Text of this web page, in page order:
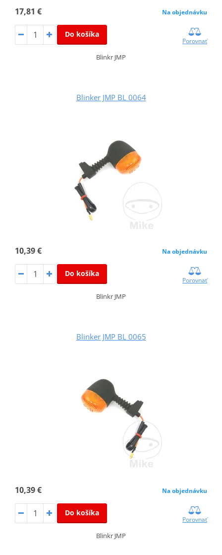
17,81 € Na objednávku
Do košíka
Porovnať
Blinkr JMP
Blinker JMP BL 0064
10,39 € Na objednávku
Do košíka
Porovnať
Blinkr JMP
Blinker JMP BL 0065
10,39 € Na objednávku
Do košíka
Porovnať
Blinkr JMP